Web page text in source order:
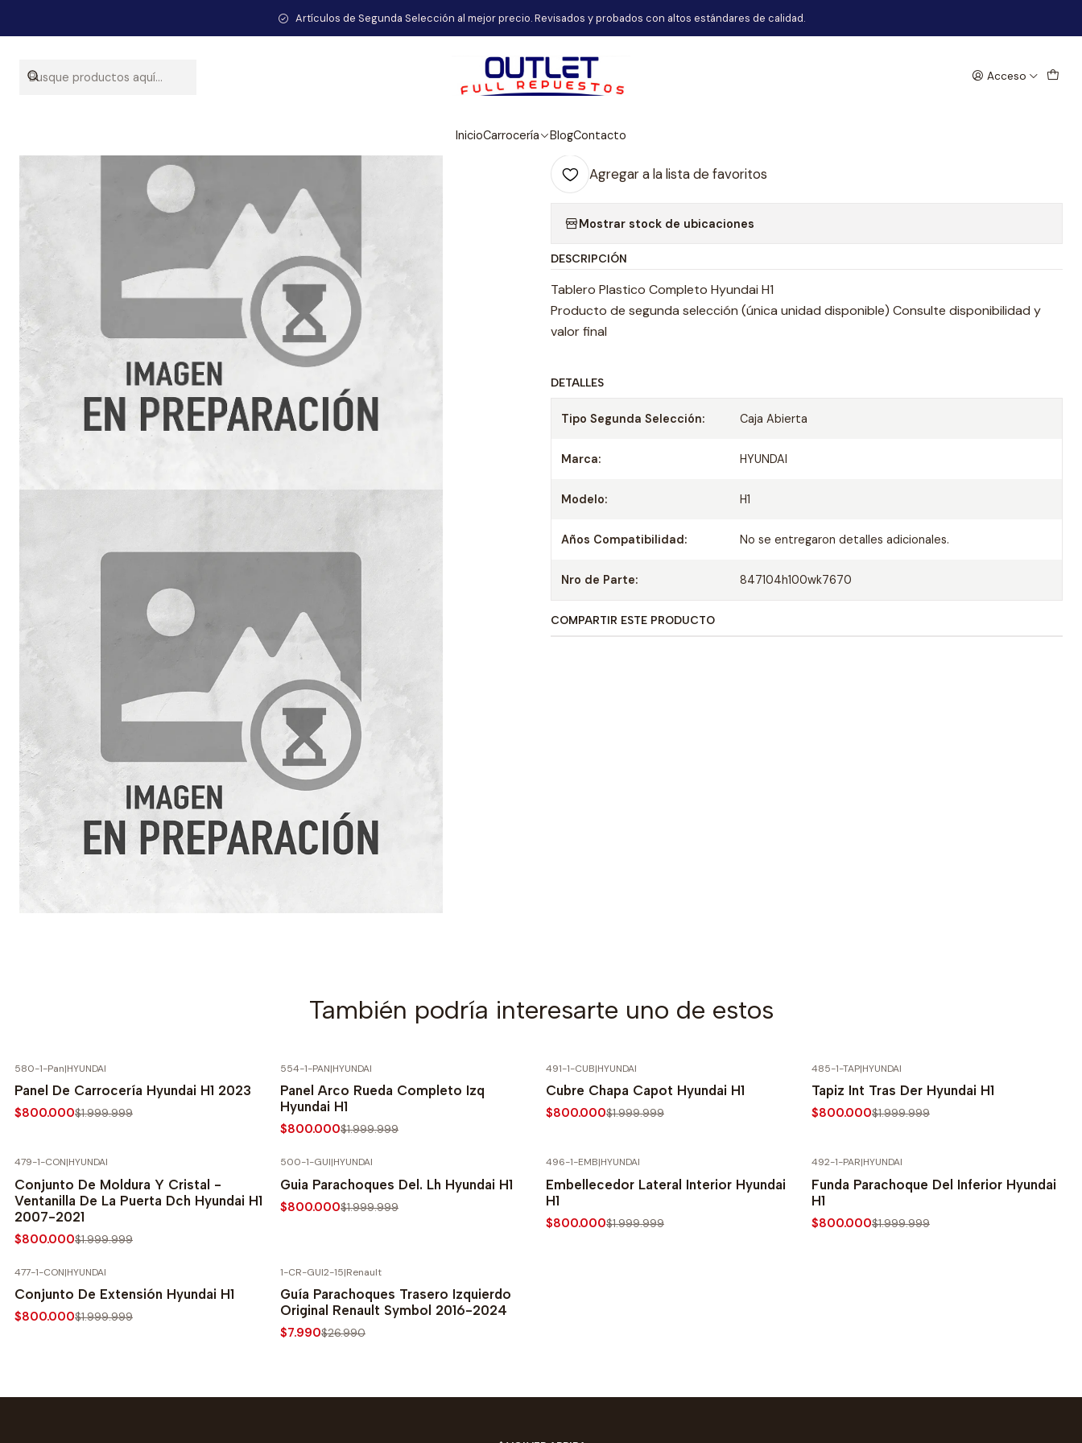
Acceso
InicioCarrocería BlogContacto
Artículos de Segunda Selección al mejor precio. Revisados y probados con altos estándares de calidad.
Inicio Carrocería Tablero Plastico Completo Hyundai H1
|
Tablero Plastico Completo Hyundai H1
Cantidad
Agregar a la lista de favoritos
Mostrar stock de ubicaciones
DESCRIPCIÓN
Tablero Plastico Completo Hyundai H1
Producto de segunda selección (única unidad disponible) Consulte disponibilidad y
valor final
DETALLES
Tipo Segunda Selección: Caja Abierta
Marca: HYUNDAI
Modelo: H1
Años Compatibilidad: No se entregaron detalles adicionales.
Nro de Parte: 847104h100wk7670
COMPARTIR ESTE PRODUCTO
También podría interesarte uno de estos
580-1-Pan|HYUNDAI
Panel De Carrocería Hyundai H1 2023
$800.000$1.999.999
554-1-PAN|HYUNDAI
Panel Arco Rueda Completo Izq
Hyundai H1
$800.000$1.999.999
491-1-CUB|HYUNDAI
Cubre Chapa Capot Hyundai H1
$800.000$1.999.999
485-1-TAP|HYUNDAI
Tapiz Int Tras Der Hyundai H1
$800.000$1.999.999
479-1-CON|HYUNDAI
Conjunto De Moldura Y Cristal -
Ventanilla De La Puerta Dch Hyundai H1
2007-2021
$800.000$1.999.999
500-1-GUI|HYUNDAI
Guia Parachoques Del. Lh Hyundai H1
$800.000$1.999.999
496-1-EMB|HYUNDAI
Embellecedor Lateral Interior Hyundai
H1
$800.000$1.999.999
492-1-PAR|HYUNDAI
Funda Parachoque Del Inferior Hyundai
H1
$800.000$1.999.999
477-1-CON|HYUNDAI
Conjunto De Extensión Hyundai H1
$800.000$1.999.999
1-CR-GUI2-15|Renault
Guía Parachoques Trasero Izquierdo
Original Renault Symbol 2016-2024
$7.990$26.990